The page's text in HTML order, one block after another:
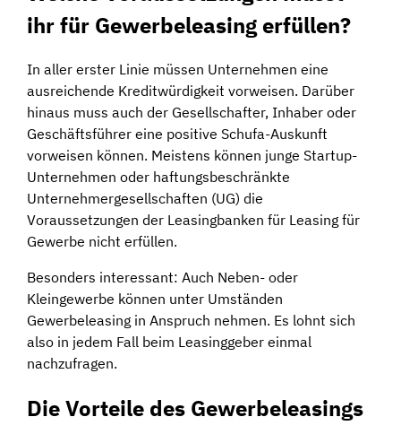
ihr für Gewerbeleasing erfüllen?
In aller erster Linie müssen Unternehmen eine
ausreichende Kreditwürdigkeit vorweisen. Darüber
hinaus muss auch der Gesellschafter, Inhaber oder
Geschäftsführer eine positive Schufa-Auskunft
vorweisen können. Meistens können junge Startup-
Unternehmen oder haftungsbeschränkte
Unternehmergesellschaften (UG) die
Voraussetzungen der Leasingbanken für Leasing für
Gewerbe nicht erfüllen.
Besonders interessant: Auch Neben- oder
Kleingewerbe können unter Umständen
Gewerbeleasing in Anspruch nehmen. Es lohnt sich
also in jedem Fall beim Leasinggeber einmal
nachzufragen.
Die Vorteile des Gewerbeleasings